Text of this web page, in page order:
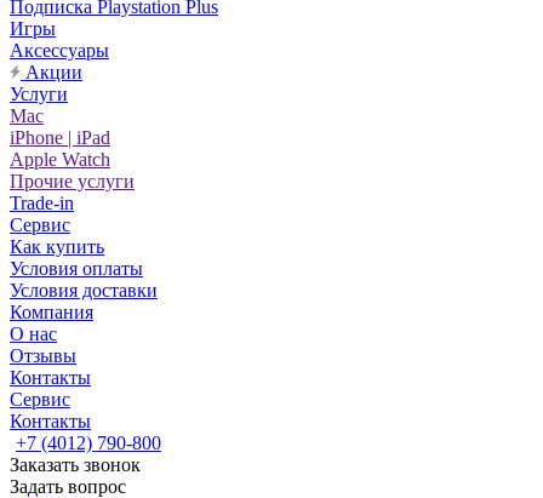
Подписка Playstation Plus
Игры
Аксессуары
Акции
Услуги
Mac
iPhone | iPad
Apple Watch
Прочие услуги
Trade-in
Сервис
Как купить
Условия оплаты
Условия доставки
Компания
О нас
Отзывы
Контакты
Сервис
Контакты
+7 (4012) 790-800
Заказать звонок
Задать вопрос